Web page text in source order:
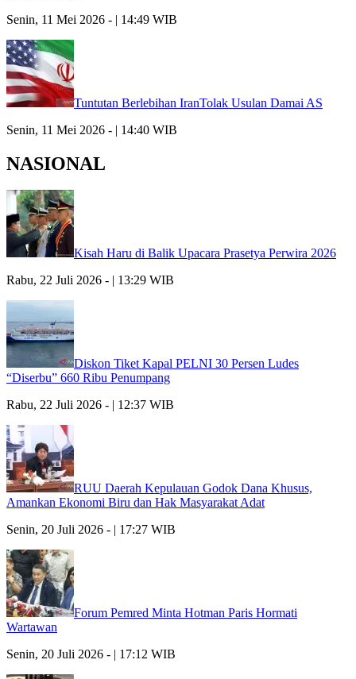
Senin, 11 Mei 2026 - | 14:49 WIB
Tuntutan Berlebihan IranTolak Usulan Damai AS
Senin, 11 Mei 2026 - | 14:40 WIB
NASIONAL
Kisah Haru di Balik Upacara Prasetya Perwira 2026
Rabu, 22 Juli 2026 - | 13:29 WIB
Diskon Tiket Kapal PELNI 30 Persen Ludes
“Diserbu” 660 Ribu Penumpang
Rabu, 22 Juli 2026 - | 12:37 WIB
RUU Daerah Kepulauan Godok Dana Khusus,
Amankan Ekonomi Biru dan Hak Masyarakat Adat
Senin, 20 Juli 2026 - | 17:27 WIB
Forum Pemred Minta Hotman Paris Hormati
Wartawan
Senin, 20 Juli 2026 - | 17:12 WIB